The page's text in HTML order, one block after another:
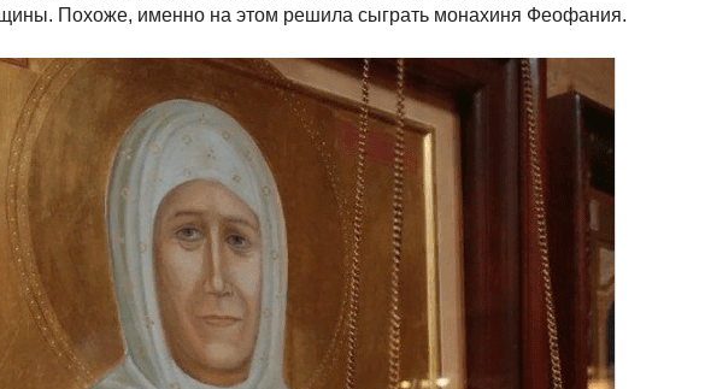
Похоже, именно на этом решила сыграть монахиня Феофания.